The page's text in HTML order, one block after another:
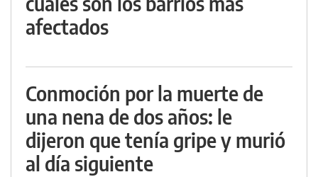
afectados
Conmoción por la muerte de
una nena de dos años: le
dijeron que tenía gripe y murió
al día siguiente